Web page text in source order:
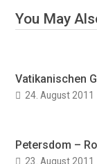
You May
Vatikanischen
24. August 2011
Petersdom –
23. August 2011